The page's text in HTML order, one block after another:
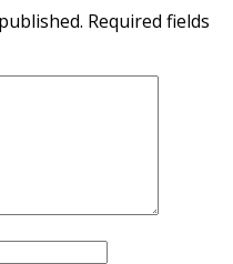
Required fields